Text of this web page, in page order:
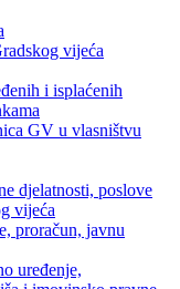
vijeća
i isplaćenih
GV u vlasništvu
djelatnosti, poslove
vijeća
proračun, javnu
uređenje,